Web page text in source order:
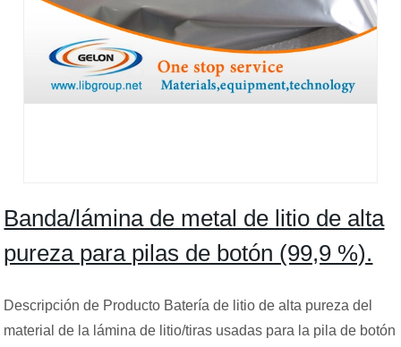
Banda/lámina de metal de litio de alta
pureza para pilas de botón (99,9 %).
Descripción de Producto Batería de litio de alta pureza del
material de la lámina de litio/tiras usadas para la pila de botón